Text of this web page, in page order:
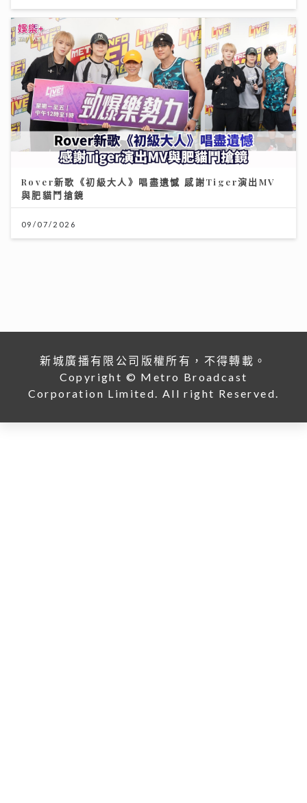
Rover新歌《初級大人》唱盡遺憾 感謝Tiger演出MV
與肥貓鬥搶鏡
09/07/2026
新城廣播有限公司版權所有，不得轉載。
Copyright © Metro Broadcast
Corporation Limited. All right Reserved.